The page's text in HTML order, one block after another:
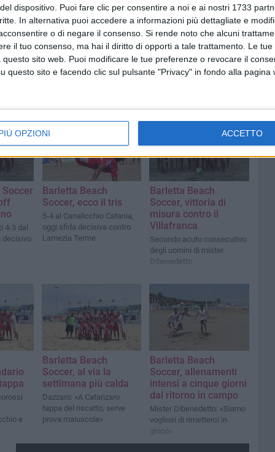
dispositivo. Puoi fare clic per consentire a noi e ai nostri 1733
In alternativa puoi accedere a informazioni più dettagliate e
o di negare il consenso. Si rende noto che alcuni
il tuo consenso, ma hai il diritto di opporti a tale trattamento. Le
sito web. Puoi modificare le tue preferenze o revocare il
questo sito e facendo clic sul pulsante "Privacy" in fondo alla pagina
OPZIONI ACCETTO
4-3 dal
decisivo
Barletta Beach
Soccer, ecco il tris
5-4 al Canalicchio Catania,
oggi sfida decisiva contro
Lamezia Terme
Barletta Beach
Soccer, vittoria di
misura contro il
Villafranca
Secondo acuto consecutivo
degli uomini di mister
Dibenedetto
e
Barletta Beach
Soccer, al via la
settimana più calda
Dazzaro: «A Catanzaro
tappa del riscatto, serve
prova maiuscola»
Barletta Beach
Soccer, allenamenti
intensi a cinque giorni
dal ritorno in campo
Mister Dibenedetto: «Siamo
vogliosi di rimetterci in
gioco»